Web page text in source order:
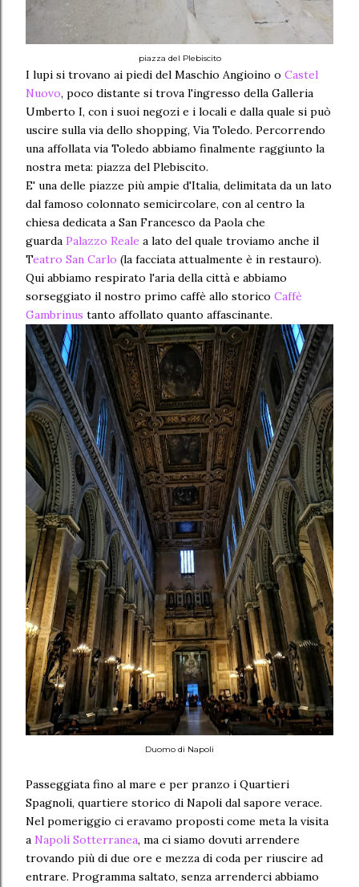
piazza del Plebiscito
I lupi si trovano ai piedi del Maschio Angioino o Castel
Nuovo, poco distante si trova l'ingresso della Galleria
Umberto I, con i suoi negozi e i locali e dalla quale si può
uscire sulla via dello shopping, Via Toledo. Percorrendo
una affollata via Toledo abbiamo finalmente raggiunto la
nostra meta: piazza del Plebiscito.
E' una delle piazze più ampie d'Italia, delimitata da un lato
dal famoso colonnato semicircolare, con al centro la
chiesa dedicata a San Francesco da Paola che
guarda Palazzo Reale a lato del quale troviamo anche il
Teatro San Carlo (la facciata attualmente è in restauro).
Qui abbiamo respirato l'aria della città e abbiamo
sorseggiato il nostro primo caffè allo storico Caffè
Gambrinus tanto affollato quanto affascinante.
Duomo di Napoli
Passeggiata fino al mare e per pranzo i Quartieri
Spagnoli, quartiere storico di Napoli dal sapore verace.
Nel pomeriggio ci eravamo proposti come meta la visita
a Napoli Sotterranea, ma ci siamo dovuti arrendere
trovando più di due ore e mezza di coda per riuscire ad
entrare. Programma saltato, senza arrenderci abbiamo